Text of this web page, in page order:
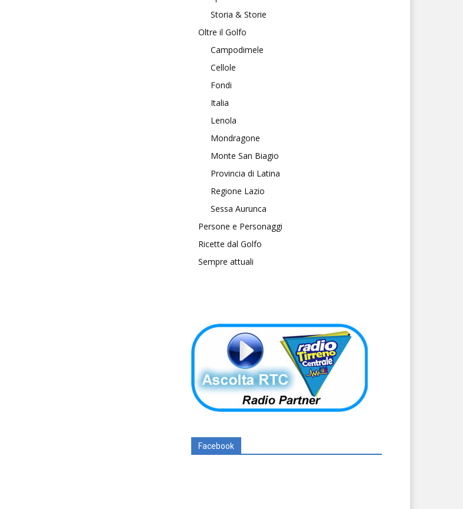
Storia & Storie
Oltre il Golfo
Campodimele
Cellole
Fondi
Italia
Lenola
Mondragone
Monte San Biagio
Provincia di Latina
Regione Lazio
Sessa Aurunca
Persone e Personaggi
Ricette dal Golfo
Sempre attuali
Facebook